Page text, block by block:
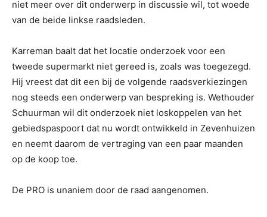
niet meer over dit onderwerp in discussie wil, tot woede
van de beide linkse raadsleden.
Karreman baalt dat het locatie onderzoek voor een
tweede supermarkt niet gereed is, zoals was toegezegd.
Hij vreest dat dit een bij de volgende raadsverkiezingen
nog steeds een onderwerp van bespreking is. Wethouder
Schuurman wil dit onderzoek niet loskoppelen van het
gebiedspaspoort dat nu wordt ontwikkeld in Zevenhuizen
en neemt daarom de vertraging van een paar maanden
op de koop toe.
De PRO is unaniem door de raad aangenomen.